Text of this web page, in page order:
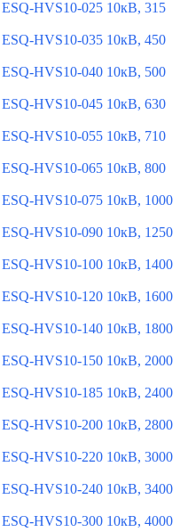
HVS10-025 10кВ, 315
HVS10-035 10кВ, 450
HVS10-040 10кВ, 500
HVS10-045 10кВ, 630
HVS10-055 10кВ, 710
HVS10-065 10кВ, 800
HVS10-075 10кВ, 1000
HVS10-090 10кВ, 1250
HVS10-100 10кВ, 1400
HVS10-120 10кВ, 1600
HVS10-140 10кВ, 1800
HVS10-150 10кВ, 2000
HVS10-185 10кВ, 2400
HVS10-200 10кВ, 2800
HVS10-220 10кВ, 3000
HVS10-240 10кВ, 3400
HVS10-300 10кВ, 4000